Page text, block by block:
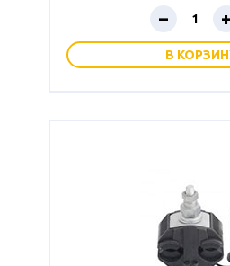
– +
В